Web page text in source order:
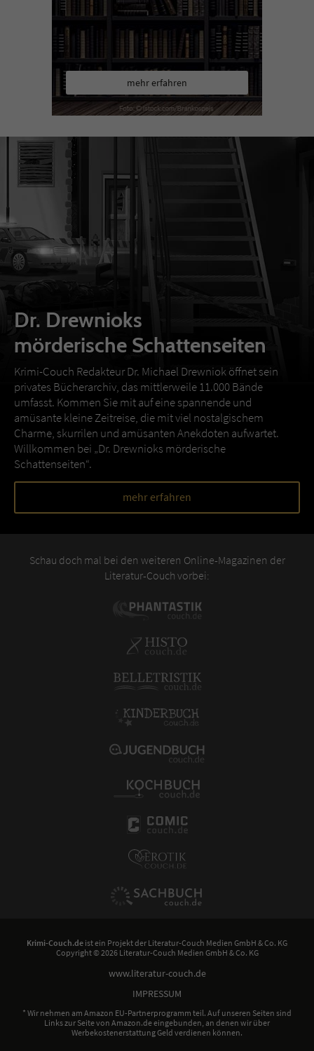
mehr erfahren
Dr. Drewnioks
mörderische Schattenseiten
Krimi-Couch Redakteur Dr. Michael Drewniok öffnet sein
privates Bücherarchiv, das mittlerweile 11.000 Bände
umfasst. Kommen Sie mit auf eine spannende und
amüsante kleine Zeitreise, die mit viel nostalgischem
Charme, skurrilen und amüsanten Anekdoten aufwartet.
Willkommen bei „Dr. Drewnioks mörderische
Schattenseiten“.
mehr erfahren
Schau doch mal bei den weiteren Online-Magazinen der
Literatur-Couch vorbei:
Krimi-Couch.de ist ein Projekt der Literatur-Couch Medien GmbH & Co. KG
Copyright © 2026 Literatur-Couch Medien GmbH & Co. KG
www.literatur-couch.de
IMPRESSUM
* Wir nehmen am Amazon EU-Partnerprogramm teil. Auf unseren Seiten sind
Links zur Seite von Amazon.de eingebunden, an denen wir über
Werbekostenerstattung Geld verdienen können.